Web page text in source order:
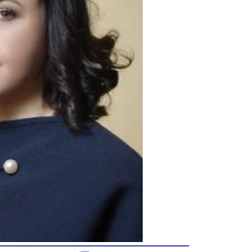
ПРОЦЕССЕ
ОБЕЩАНИЯ